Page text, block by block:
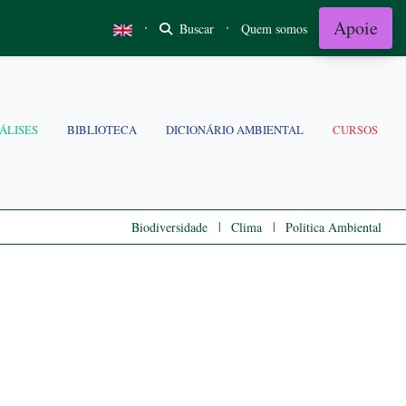
· Buscar · Quem somos Apoie
BIBLIOTECA DICIONÁRIO AMBIENTAL CURSOS
Biodiversidade | Clima | Politica Ambiental